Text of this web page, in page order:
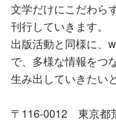
文学だけにこだわら
刊行していきます。
出版活動と同様に、
で、多様な情報をつ
生み出していきたい
〒116-0012 東京都